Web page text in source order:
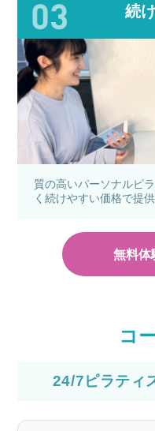
続
質の高いパーソナルピ
く続けやすい価格で提供
無料体
コ
24/7ピラティ